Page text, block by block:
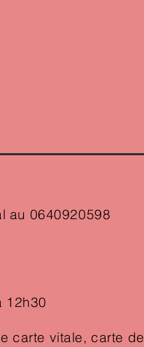
au 0640920598
12h30
carte vitale, carte de